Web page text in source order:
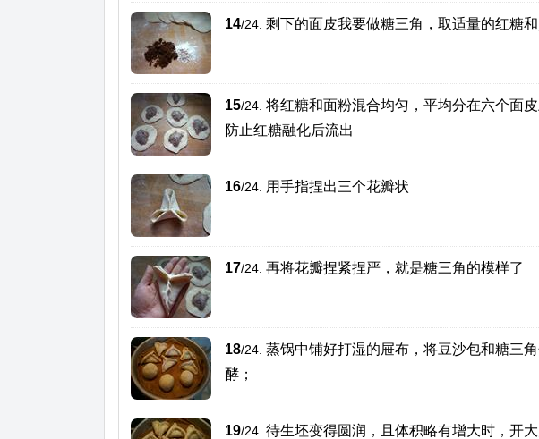
14/24. 剩下的面皮我要做糖三角，取适量的红糖
15/24. 将红糖和面粉混合均匀，平均分在六个面
防止红糖融化后流出
16/24. 用手指捏出三个花瓣状
17/24. 再将花瓣捏紧捏严，就是糖三角的模样了
18/24. 蒸锅中铺好打湿的屉布，将豆沙包和糖三
酵；
19/24. 待生坯变得圆润，且体积略有增大时，开